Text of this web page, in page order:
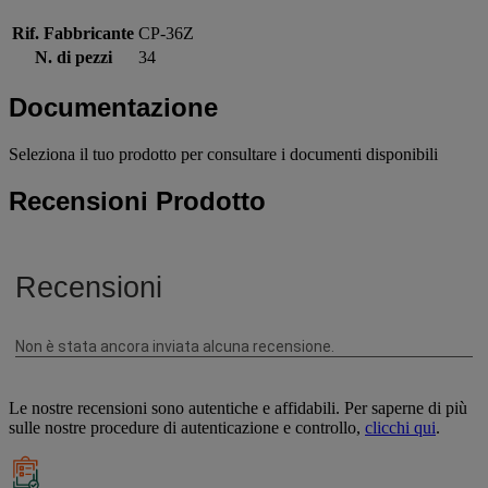
Rif. Fabbricante CP-36Z
N. di pezzi
34
Documentazione
Seleziona il tuo prodotto per consultare i documenti disponibili
Recensioni Prodotto
Le nostre recensioni sono autentiche e affidabili. Per saperne di più
sulle nostre procedure di autenticazione e controllo, clicchi qui.